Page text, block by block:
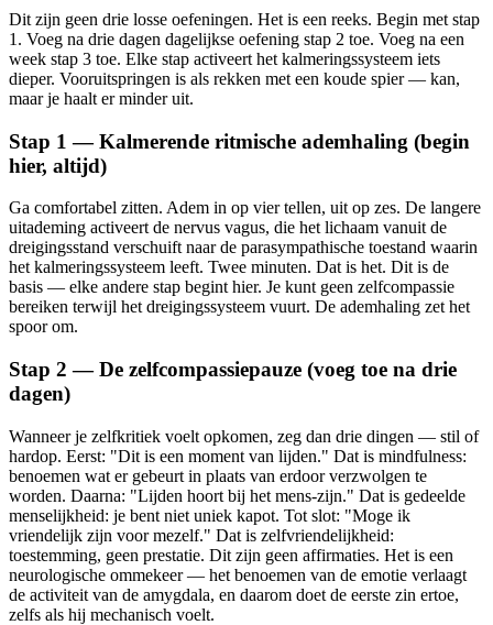
Dit zijn geen drie losse oefeningen. Het is een reeks. Begin met stap
1. Voeg na drie dagen dagelijkse oefening stap 2 toe. Voeg na een
week stap 3 toe. Elke stap activeert het kalmeringssysteem iets
dieper. Vooruitspringen is als rekken met een koude spier — kan,
maar je haalt er minder uit.
Stap 1 — Kalmerende ritmische ademhaling (begin
hier, altijd)
Ga comfortabel zitten. Adem in op vier tellen, uit op zes. De langere
uitademing activeert de nervus vagus, die het lichaam vanuit de
dreigingsstand verschuift naar de parasympathische toestand waarin
het kalmeringssysteem leeft. Twee minuten. Dat is het. Dit is de
basis — elke andere stap begint hier. Je kunt geen zelfcompassie
bereiken terwijl het dreigingssysteem vuurt. De ademhaling zet het
spoor om.
Stap 2 — De zelfcompassiepauze (voeg toe na drie
dagen)
Wanneer je zelfkritiek voelt opkomen, zeg dan drie dingen — stil of
hardop. Eerst: "Dit is een moment van lijden." Dat is mindfulness:
benoemen wat er gebeurt in plaats van erdoor verzwolgen te
worden. Daarna: "Lijden hoort bij het mens-zijn." Dat is gedeelde
menselijkheid: je bent niet uniek kapot. Tot slot: "Moge ik
vriendelijk zijn voor mezelf." Dat is zelfvriendelijkheid:
toestemming, geen prestatie. Dit zijn geen affirmaties. Het is een
neurologische ommekeer — het benoemen van de emotie verlaagt
de activiteit van de amygdala, en daarom doet de eerste zin ertoe,
zelfs als hij mechanisch voelt.